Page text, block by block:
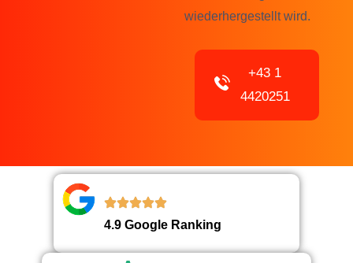
wiederhergestellt wird.
+43 1
4420251
4.9 Google Ranking